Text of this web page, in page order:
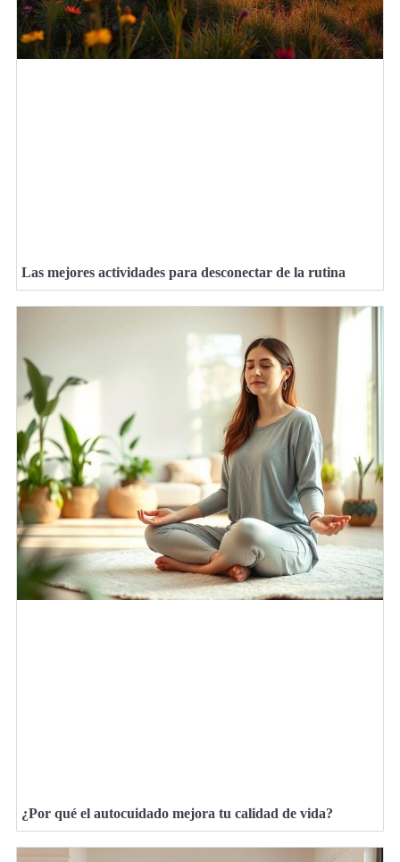
Las mejores actividades para desconectar de la rutina
¿Por qué el autocuidado mejora tu calidad de vida?